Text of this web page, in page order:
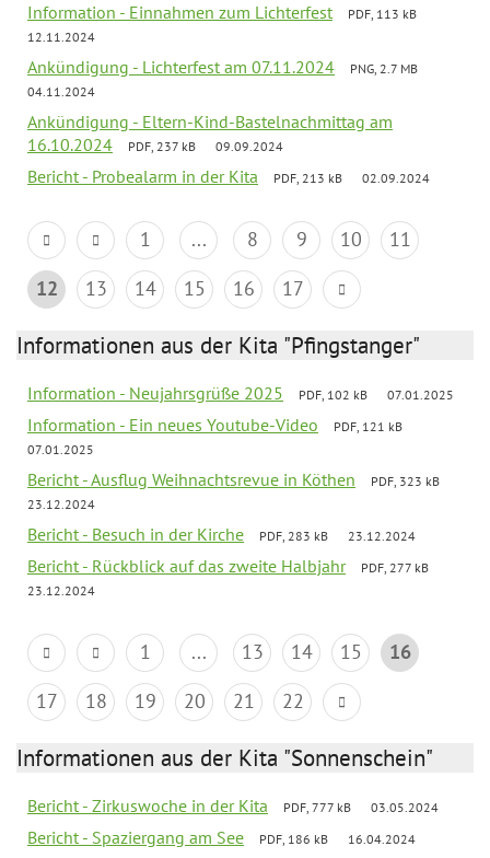
Information - Einnahmen zum Lichterfest
PDF, 113 kB
12.11.2024
Ankündigung - Lichterfest am 07.11.2024
PNG, 2.7 MB
04.11.2024
Ankündigung - Eltern-Kind-Bastelnachmittag am
16.10.2024
PDF, 237 kB 09.09.2024
Bericht - Probealarm in der Kita PDF, 213 kB 02.09.2024
1 ... 8 9 10
11
12
13 14 15 16 17
Informationen aus der Kita "Pfingstanger"
Information - Neujahrsgrüße 2025 PDF, 102 kB 07.01.2025
Information - Ein neues Youtube-Video
PDF, 121 kB
07.01.2025
Bericht - Ausflug Weihnachtsrevue in Köthen
PDF, 323 kB
23.12.2024
Bericht - Besuch in der Kirche PDF, 283 kB 23.12.2024
Bericht - Rückblick auf das zweite Halbjahr
PDF, 277 kB
23.12.2024
1 ... 13 14 15
16
17
18 19 20 21 22
Informationen aus der Kita "Sonnenschein"
Bericht - Zirkuswoche in der Kita PDF, 777 kB 03.05.2024
Bericht - Spaziergang am See PDF, 186 kB 16.04.2024